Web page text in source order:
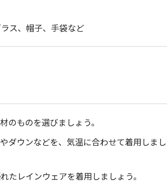
ス、帽子、手袋など
のものを選びましょう。
ダウンなどを、気温に合わせて着用しまし
たレインウェアを着用しましょう。